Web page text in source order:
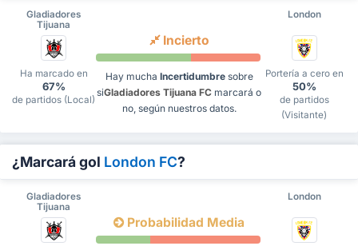
Gladiadores
Tijuana
London
Ha marcado en
67%
de partidos (Local)
Incierto
Hay mucha Incertidumbresobre
siGladiadores Tijuana FC marcará o
no, según nuestros datos.
Portería a cero en
50%
de partidos
(Visitante)
¿Marcará gol London FC?
Gladiadores
Tijuana
London
Probabilidad Media